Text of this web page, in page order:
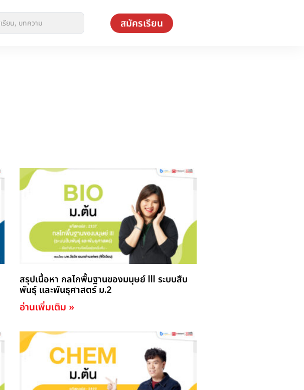
สมัครเรียน
สรุปเนื้อหา กลไกพื้นฐานของมนุษย์ lll ระบบสืบ
พันธ์ุ และพันธุศาสตร์ ม.2
อ่านเพิ่มเติม »